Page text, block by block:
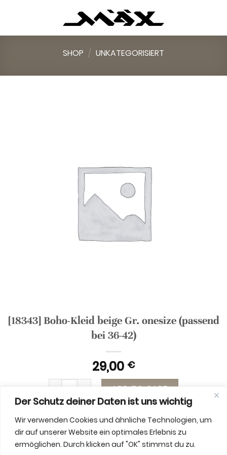
Der Schutz deiner Daten ist uns wichtig
Wir verwenden Cookies und ähnliche Technologien, um
dir auf unserer Website ein optimales Erlebnis zu
ermöglichen. Durch klicken auf "OK" stimmst du zu.
SHOP / UNKATEGORISIERT
[18343] Boho-Kleid beige Gr. onesize (passend
bei 36-42)
29,00 €
[18343] Boho-Kleid beige Gr. onesize (passend
ADD TO CART